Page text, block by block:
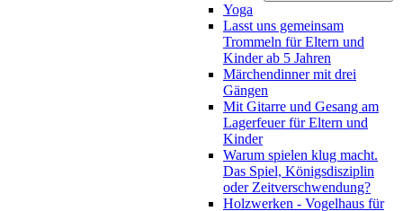
Yoga
Lasst uns gemeinsam
Trommeln für Eltern und
Kinder ab 5 Jahren
Märchendinner mit drei
Gängen
Mit Gitarre und Gesang am
Lagerfeuer für Eltern und
Kinder
Warum spielen klug macht.
Das Spiel, Königsdisziplin
oder Zeitverschwendung?
Holzwerken - Vogelhaus für